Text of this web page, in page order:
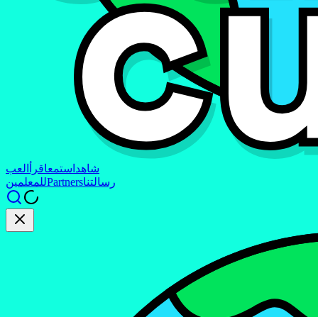
شاهد استمعاقرأ
العب
للمعلمينPartnersرسالتنا